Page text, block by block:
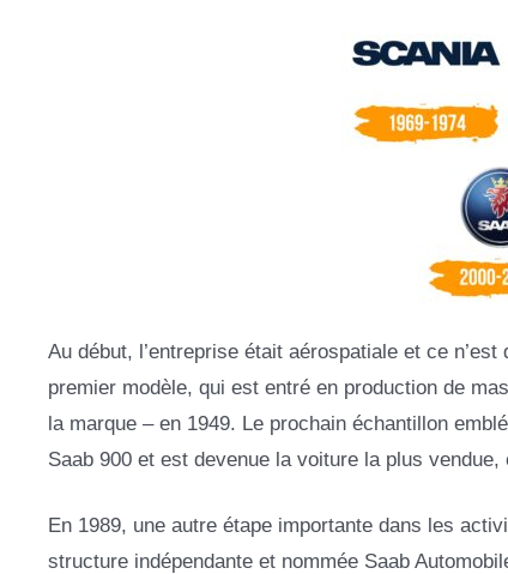
Au début, l’entreprise était aérospatiale et ce
premier modèle, qui est entré en production de
la marque – en 1949. Le prochain échantillon
Saab 900 et est devenue la voiture la plus
En 1989, une autre étape importante dans les
structure indépendante et nommée Saab